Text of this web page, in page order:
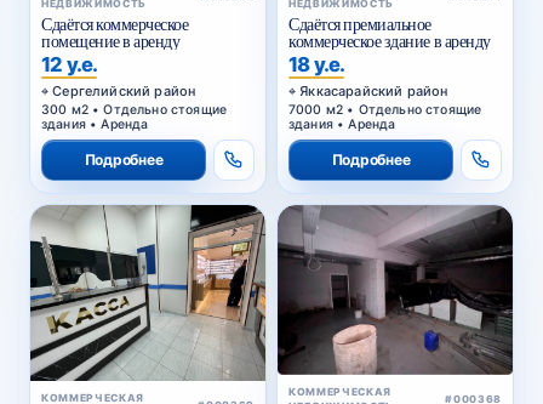
Сдаётся коммерческое
помещение в аренду
12 у.е.
Сергелийский район
300 м2 • Отдельно стоящие
здания • Аренда
Подробнее
Сдаётся премиальное
коммерческое здание в аренду
18 у.е.
Яккасарайский район
7000 м2 • Отдельно стоящие
здания • Аренда
Подробнее
КОММЕРЧЕСКАЯ
КОММЕРЧЕСКАЯ
#000368